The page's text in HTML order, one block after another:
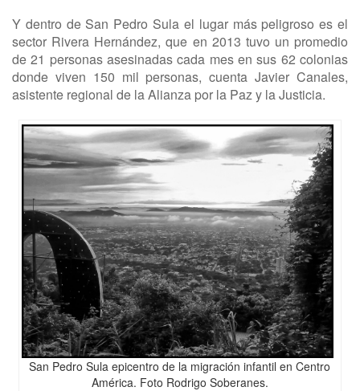
Y dentro de San Pedro Sula el lugar más peligroso es el
sector Rivera Hernández, que en 2013 tuvo un promedio
de 21 personas asesinadas cada mes en sus 62 colonias
donde viven 150 mil personas, cuenta Javier Canales,
asistente regional de la Alianza por la Paz y la Justicia.
San Pedro Sula epicentro de la migración infantil en Centro
América. Foto Rodrigo Soberanes.